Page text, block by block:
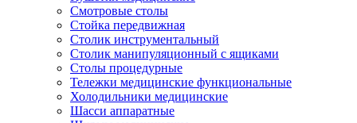
Смотровые столы
Стойка передвижная
Столик инструментальный
Столик манипуляционный с ящиками
Столы процедурные
Тележки медицинские функциональные
Холодильники медицинские
Шасси аппаратные